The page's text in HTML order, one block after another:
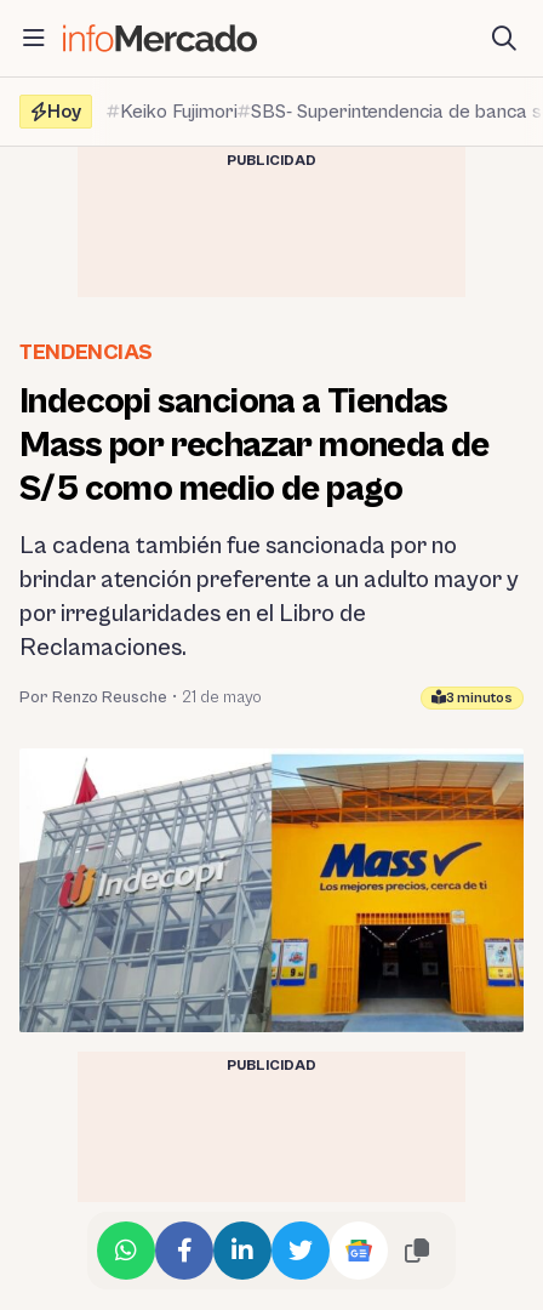
contenido
Hoy
Keiko Fujimori SBS- Superintendencia de banca
PUBLICIDAD
TENDENCIAS
Indecopi sanciona a Tiendas
Mass por rechazar moneda de
S/5 como medio de pago
La cadena también fue sancionada por no
brindar atención preferente a un adulto mayor y
por irregularidades en el Libro de
Reclamaciones.
Por Renzo Reusche • 21 de mayo 3 minutos
PUBLICIDAD